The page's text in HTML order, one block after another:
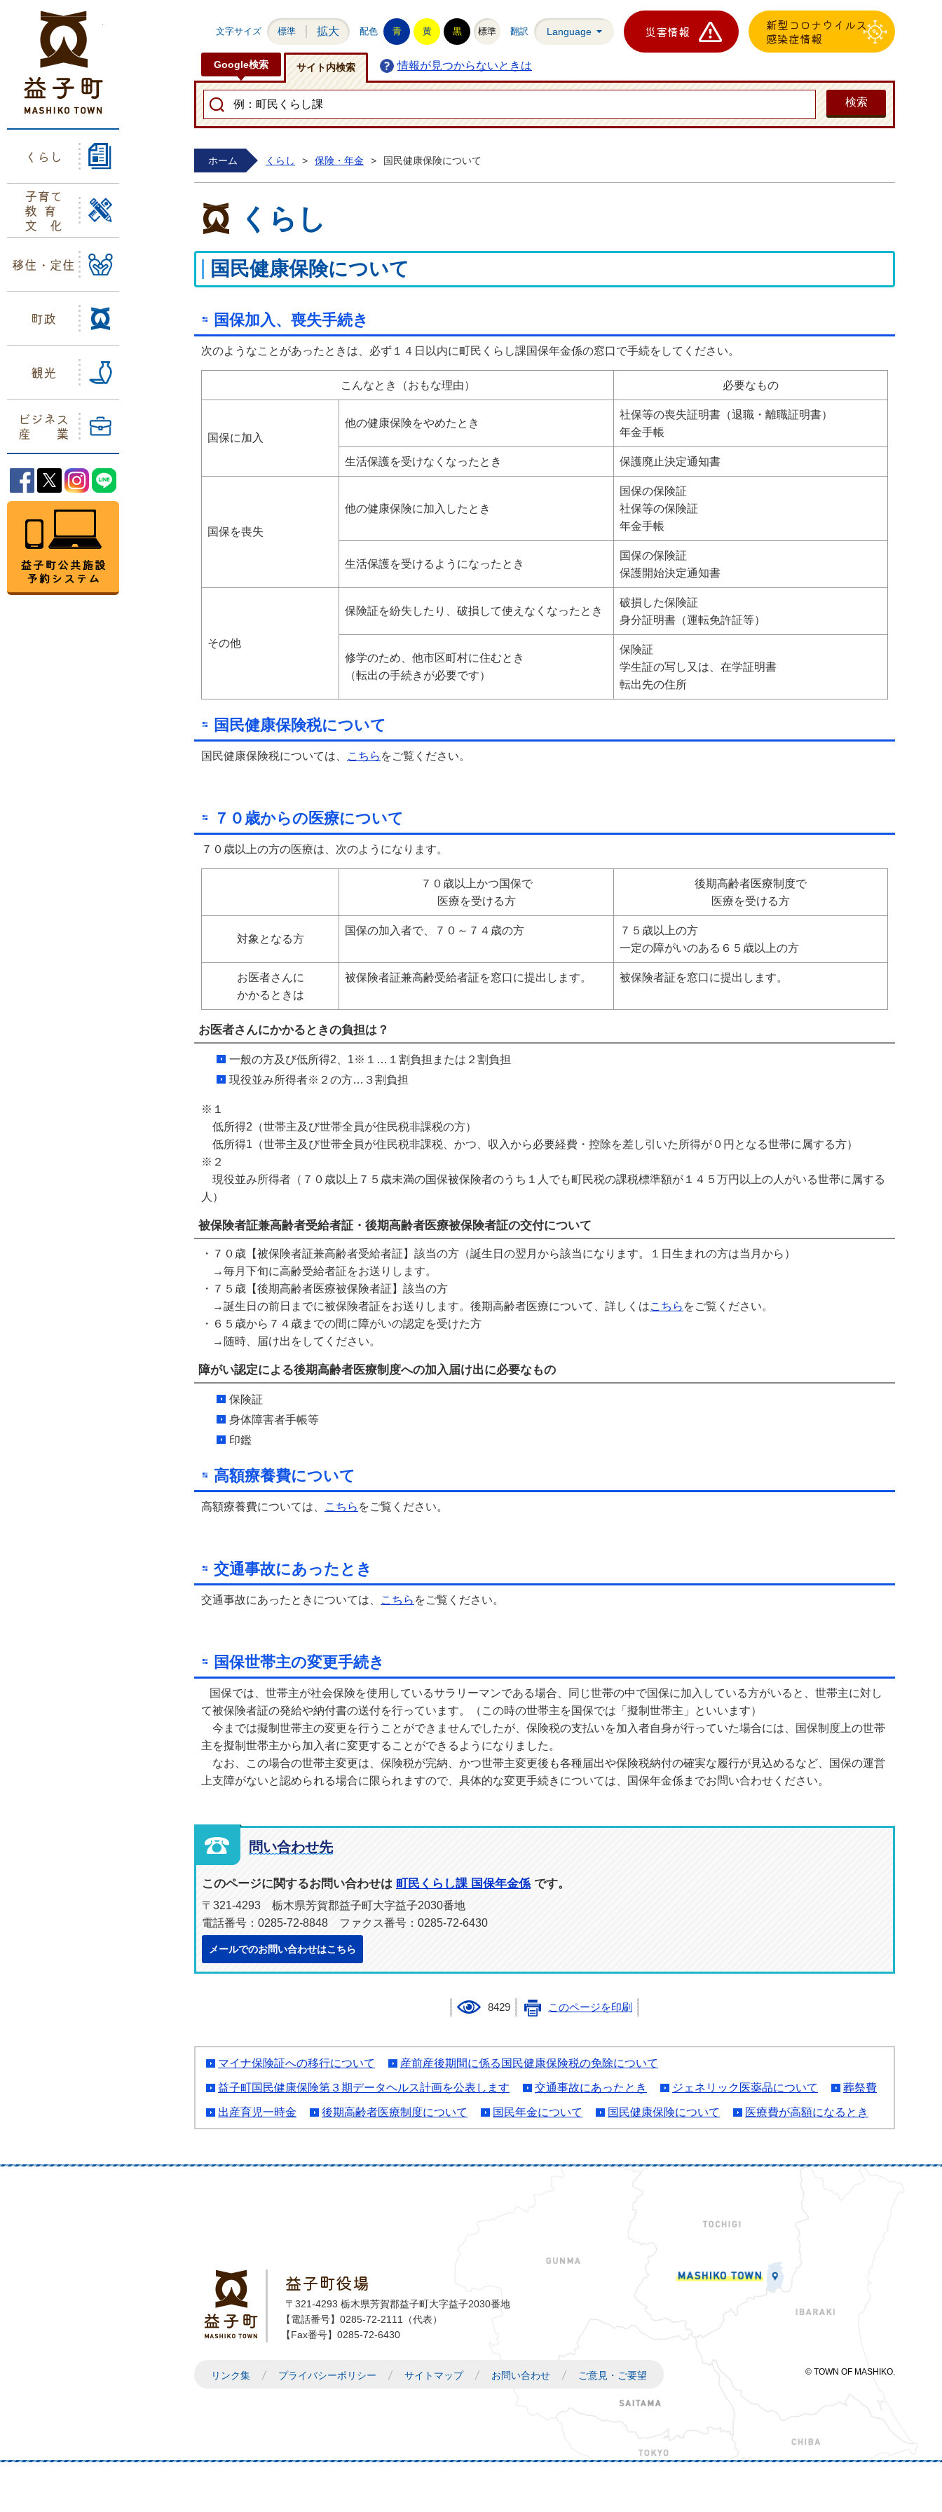
くらし
子育て
教育
文化
移住・定住
町政
観光
ビジネス
産業
益子町Facebook
益子町Twitter
益子町Instagram
文字サイズ 標準 拡大 配色 青 黄 黒 標準 翻訳 Language 災害情報
新型コロナウイルス
感染症情報
Google検索 サイト内検索 情報が見つからないときは
ホーム くらし > 保険・年金 > 国民健康保険について
くらし
国民健康保険について
国保加入、喪失手続き
次のようなことがあったときは、必ず１４日以内に町民くらし課国保年金係の窓口で手続をしてください。
こんなとき（おもな理由） 必要なもの
国保に加入
他の健康保険をやめたとき
社保等の喪失証明書（退職・離職証明書）
年金手帳
生活保護を受けなくなったとき 保護廃止決定通知書
国保を喪失
他の健康保険に加入したとき
国保の保険証
社保等の保険証
年金手帳
生活保護を受けるようになったとき
国保の保険証
保護開始決定通知書
その他
保険証を紛失したり、破損して使えなくなったとき
破損した保険証
身分証明書（運転免許証等）
修学のため、他市区町村に住むとき
（転出の手続きが必要です）
保険証
学生証の写し又は、在学証明書
転出先の住所
国民健康保険税について
国民健康保険税については、 こちら をご覧ください。
７０歳からの医療について
７０歳以上の方の医療は、次のようになります。
７０歳以上かつ国保で
医療を受ける方
後期高齢者医療制度で
医療を受ける方
対象となる方
国保の加入者で、７０～７４歳の方
７５歳以上の方
一定の障がいのある６５歳以上の方
お医者さんに
かかるときは
被保険者証兼高齢受給者証を窓口に提出します。 被保険者証を窓口に提出します。
お医者さんにかかるときの負担は？
一般の方及び低所得2、1※１…１割負担または２割負担
現役並み所得者※２の方…３割負担
※１
低所得2（世帯主及び世帯全員が住民税非課税の方）
低所得1（世帯主及び世帯全員が住民税非課税、かつ、収入から必要経費・控除を差し引いた所得が０円となる世帯に属する方）
※２
現役並み所得者（７０歳以上７５歳未満の国保被保険者のうち１人でも町民税の課税標準額が１４５万円以上の人がいる世帯に属する
人）
被保険者証兼高齢者受給者証・後期高齢者医療被保険者証の交付について
・７０歳【被保険者証兼高齢者受給者証】該当の方（誕生日の翌月から該当になります。１日生まれの方は当月から）
→毎月下旬に高齢受給者証をお送りします。
・７５歳【後期高齢者医療被保険者証】該当の方
→誕生日の前日までに被保険者証をお送りします。後期高齢者医療について、詳しくはこちら をご覧ください。
・６５歳から７４歳までの間に障がいの認定を受けた方
→随時、届け出をしてください。
障がい認定による後期高齢者医療制度への加入届け出に必要なもの
保険証
身体障害者手帳等
印鑑
高額療養費について
高額療養費については、 こちら をご覧ください。
交通事故にあったとき
交通事故にあったときについては、 こちら をご覧ください。
国保世帯主の変更手続き
国保では、世帯主が社会保険を使用しているサラリーマンである場合、同じ世帯の中で国保に加入している方がいると、世帯主に対し
て被保険者証の発給や納付書の送付を行っています。（この時の世帯主を国保では「擬制世帯主」といいます）
今までは擬制世帯主の変更を行うことができませんでしたが、保険税の支払いを加入者自身が行っていた場合には、国保制度上の世帯
主を擬制世帯主から加入者に変更することができるようになりました。
なお、この場合の世帯主変更は、保険税が完納、かつ世帯主変更後も各種届出や保険税納付の確実な履行が見込めるなど、国保の運営
上支障がないと認められる場合に限られますので、具体的な変更手続きについては、国保年金係までお問い合わせください。
問い合わせ先
このページに関するお問い合わせは 町民くらし課 国保年金係 です。
〒321-4293 栃木県芳賀郡益子町大字益子2030番地
電話番号：0285-72-8848 ファクス番号：0285-72-6430
メールでのお問い合わせはこちら
8429 このページを印刷
マイナ保険証への移行について 産前産後期間に係る国民健康保険税の免除について
益子町国民健康保険第３期データヘルス計画を公表します 交通事故にあったとき ジェネリック医薬品について 葬祭費
出産育児一時金 後期高齢者医療制度について 国民年金について 国民健康保険について 医療費が高額になるとき
益子町
益子町役場
〒321-4293 栃木県芳賀郡益子町大字益子2030番地
【電話番号】0285-72-2111（代表）
【Fax番号】0285-72-6430
リンク集 プライバシーポリシー サイトマップ お問い合わせ ご意見・ご要望 © TOWN OF MASHIKO.